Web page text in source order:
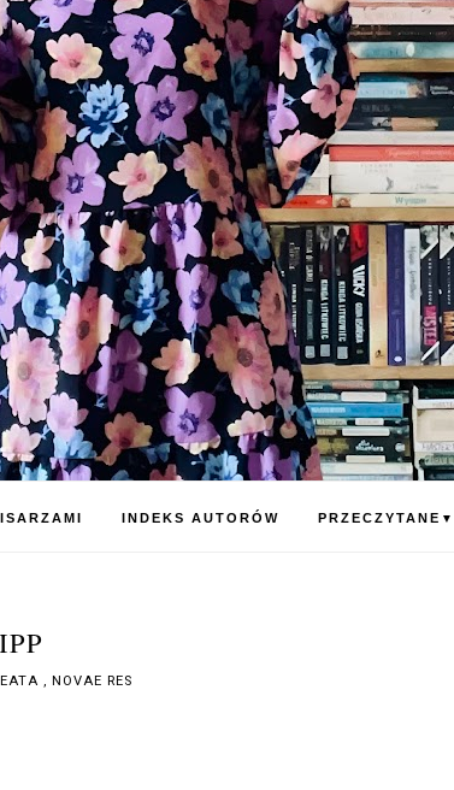
INDEKS AUTORÓW PRZECZYTANE ▼
, NOVAE RES